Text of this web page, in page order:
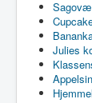
Julies